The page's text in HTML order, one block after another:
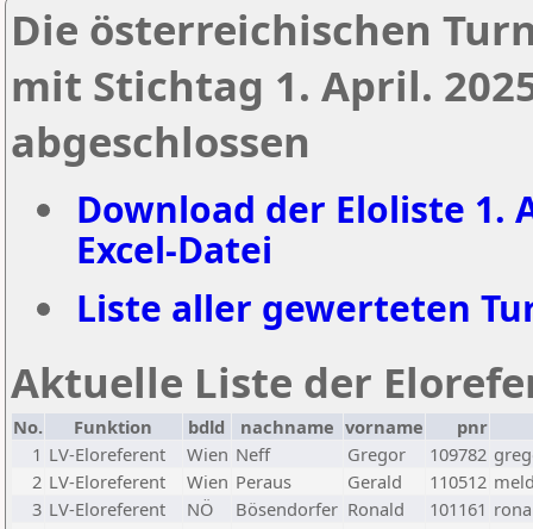
Die österreichischen
mit Stichtag 1. April.
abgeschlossen
Download der Eloliste 1.
Excel-Datei
Liste aller gewerteten
Aktuelle Liste der
No. Funktion bdld nachname vorname
pnr
1 LV-Eloreferent Wien Neff Gregor 109782
2 LV-Eloreferent Wien Peraus Gerald 110512
3 LV-Eloreferent NÖ Bösendorfer Ronald 101161